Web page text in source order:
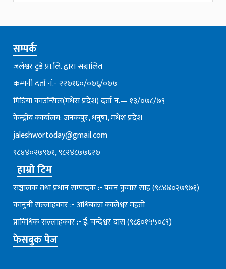
सम्पर्क
जलेश्वर टुडे प्रा.लि. द्वारा सञ्चालित
कम्पनी दर्ता नं.- २२७१६०/०७६्/०७७
मिडिया काउन्सिल(मधेस प्रदेश) दर्ता नं.— १३/०७८/७९
केन्द्रीय कार्यालय: जनकपुर, धनुषा, मधेश प्रदेश
jaleshwortoday@gmail.com
९८४४०२७९७१, ९८२४८७७६२७
हाम्रो टिम
सञ्चालक तथा प्रधान सम्पादक :- पवन कुमार साह (९८४४०२७९७१)
कानुनी सल्लाहकार :- अधिबक्ता कालेश्वर महतो
प्राविधिक सल्लाहकार :- ई. चन्देश्वर दास (९८६०१५५०८९)
फेसबुक पेज